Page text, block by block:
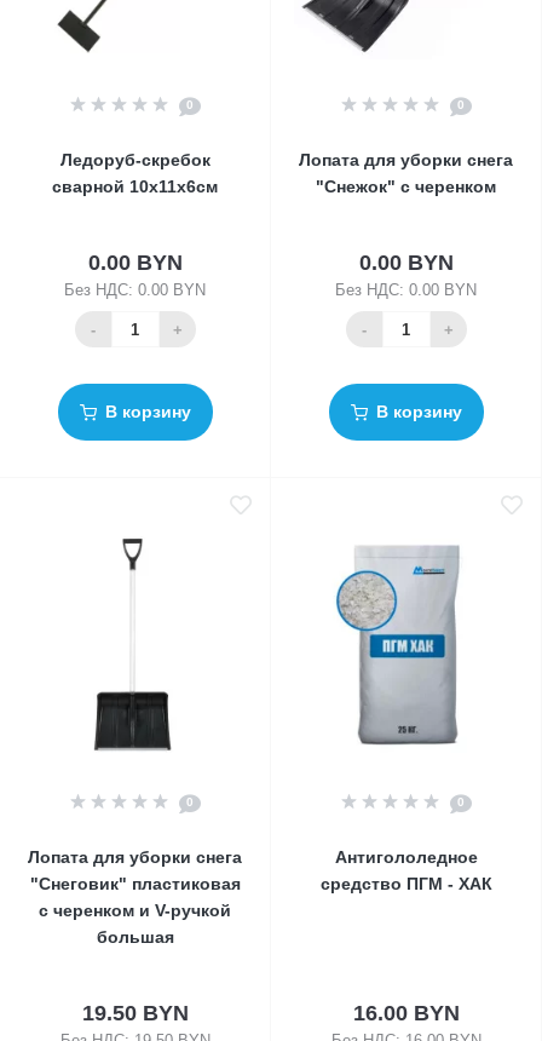
0
Ледоруб-скребок
сварной 10х11х6см
0.00 BYN
Без НДС: 0.00 BYN
- +
В корзину
0
Лопата для уборки снега
"Снежок" с черенком
0.00 BYN
Без НДС: 0.00 BYN
- +
В корзину
0
Лопата для уборки снега
"Снеговик" пластиковая
с черенком и V-ручкой
большая
19.50 BYN
0
Антигололедное
средство ПГМ - ХАК
16.00 BYN